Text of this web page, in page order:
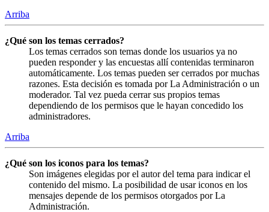
Arriba
¿Qué son los temas cerrados?
Los temas cerrados son temas donde los usuarios ya no
pueden responder y las encuestas allí contenidas terminaron
automáticamente. Los temas pueden ser cerrados por muchas
razones. Esta decisión es tomada por La Administración o un
moderador. Tal vez pueda cerrar sus propios temas
dependiendo de los permisos que le hayan concedido los
administradores.
Arriba
¿Qué son los iconos para los temas?
Son imágenes elegidas por el autor del tema para indicar el
contenido del mismo. La posibilidad de usar iconos en los
mensajes depende de los permisos otorgados por La
Administración.